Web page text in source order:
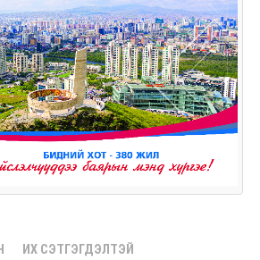
ИХ СЭТГЭГДЭЛТЭЙ